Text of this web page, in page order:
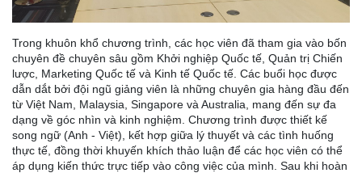
Trong khuôn khổ chương trình, các học viên đã tham gia vào bốn
chuyên đề chuyên sâu gồm Khởi nghiệp Quốc tế, Quản trị Chiến
lược, Marketing Quốc tế và Kinh tế Quốc tế. Các buổi học được
dẫn dắt bởi đội ngũ giảng viên là những chuyên gia hàng đầu đến
từ Việt Nam, Malaysia, Singapore và Australia, mang đến sự đa
dạng về góc nhìn và kinh nghiệm. Chương trình được thiết kế
song ngữ (Anh - Việt), kết hợp giữa lý thuyết và các tình huống
thực tế, đồng thời khuyến khích thảo luận để các học viên có thể
áp dụng kiến thức trực tiếp vào công việc của mình. Sau khi hoàn